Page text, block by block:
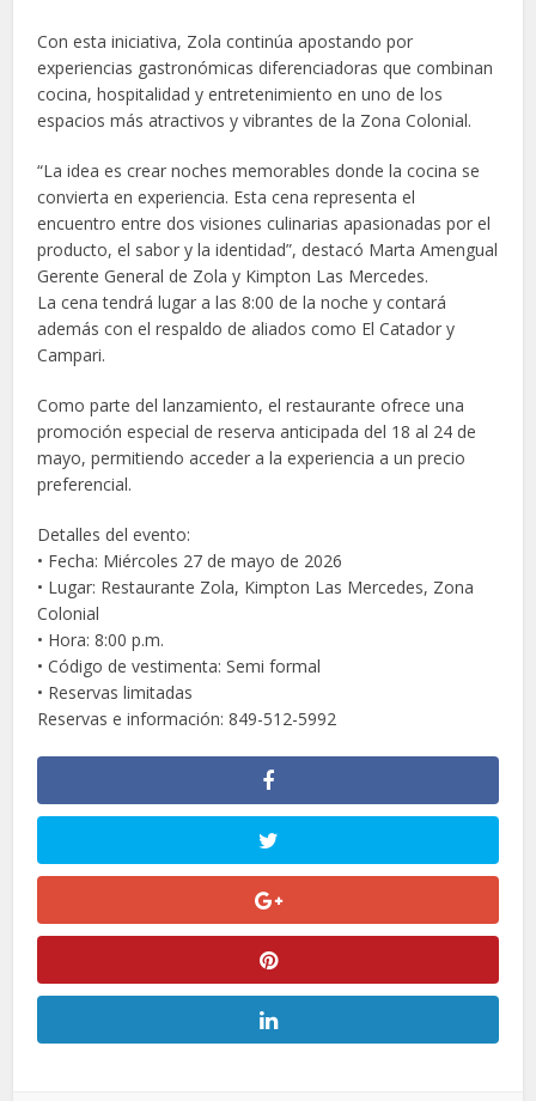
Con esta iniciativa, Zola continúa apostando por
experiencias gastronómicas diferenciadoras que combinan
cocina, hospitalidad y entretenimiento en uno de los
espacios más atractivos y vibrantes de la Zona Colonial.
“La idea es crear noches memorables donde la cocina se
convierta en experiencia. Esta cena representa el
encuentro entre dos visiones culinarias apasionadas por el
producto, el sabor y la identidad”, destacó Marta Amengual
Gerente General de Zola y Kimpton Las Mercedes.
La cena tendrá lugar a las 8:00 de la noche y contará
además con el respaldo de aliados como El Catador y
Campari.
Como parte del lanzamiento, el restaurante ofrece una
promoción especial de reserva anticipada del 18 al 24 de
mayo, permitiendo acceder a la experiencia a un precio
preferencial.
Detalles del evento:
• Fecha: Miércoles 27 de mayo de 2026
• Lugar: Restaurante Zola, Kimpton Las Mercedes, Zona
Colonial
• Hora: 8:00 p.m.
• Código de vestimenta: Semi formal
• Reservas limitadas
Reservas e información: 849-512-5992